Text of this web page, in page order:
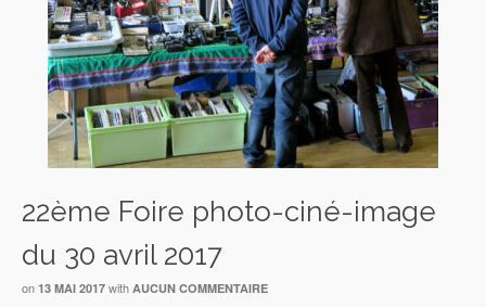
22ème Foire photo-ciné-image
du 30 avril 2017
on 13 MAI 2017 with AUCUN COMMENTAIRE